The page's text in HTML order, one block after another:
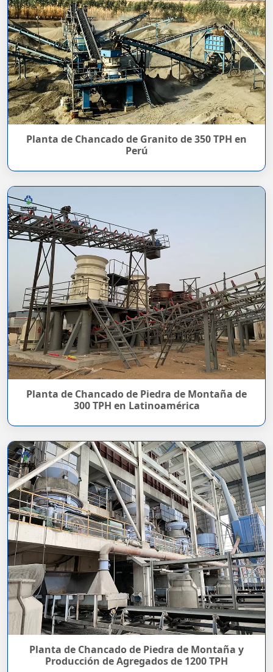
Planta de Chancado de Granito de 350 TPH en
Perú
Planta de Chancado de Piedra de Montaña de
300 TPH en Latinoamérica
Planta de Chancado de Piedra de Montaña y
Producción de Agregados de 1200 TPH